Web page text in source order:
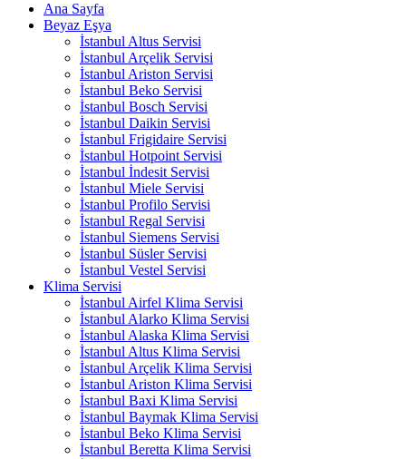
Ana Sayfa
Beyaz Eşya
İstanbul Altus Servisi
İstanbul Arçelik Servisi
İstanbul Ariston Servisi
İstanbul Beko Servisi
İstanbul Bosch Servisi
İstanbul Daikin Servisi
İstanbul Frigidaire Servisi
İstanbul Hotpoint Servisi
İstanbul İndesit Servisi
İstanbul Miele Servisi
İstanbul Profilo Servisi
İstanbul Regal Servisi
İstanbul Siemens Servisi
İstanbul Süsler Servisi
İstanbul Vestel Servisi
Klima Servisi
İstanbul Airfel Klima Servisi
İstanbul Alarko Klima Servisi
İstanbul Alaska Klima Servisi
İstanbul Altus Klima Servisi
İstanbul Arçelik Klima Servisi
İstanbul Ariston Klima Servisi
İstanbul Baxi Klima Servisi
İstanbul Baymak Klima Servisi
İstanbul Beko Klima Servisi
İstanbul Beretta Klima Servisi